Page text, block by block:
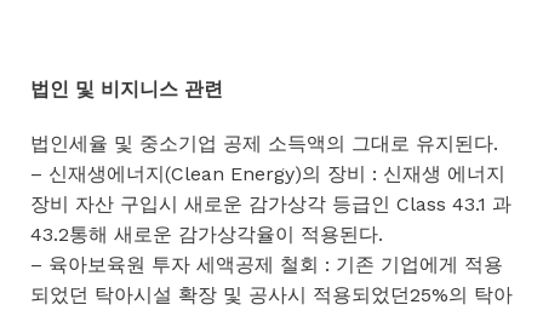
법인 및 비지니스 관련
법인세율 및 중소기업 공제 소득액의 그대로 유지된다.
– 신재생에너지(Clean Energy)의 장비 : 신재생 에너지
장비 자산 구입시 새로운 감가상각 등급인 Class 43.1 과
43.2통해 새로운 감가상각율이 적용된다.
– 육아보육원 투자 세액공제 철회 : 기존 기업에게 적용
되었던 탁아시설 확장 및 공사시 적용되었던25%의 탁아